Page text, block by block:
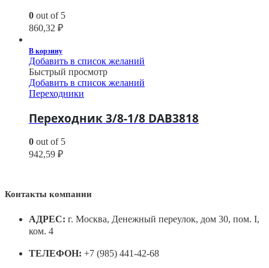
0 out of 5
860,32 ₽
В корзину
Добавить в список желаний
Быстрый просмотр
Добавить в список желаний
Переходники
Переходник 3/8-1/8 DAB3818
0 out of 5
942,59 ₽
Контакты компании
АДРЕС: г. Москва, Денежный переулок, дом 30, пом. I,
ком. 4
ТЕЛЕФОН: +7 (985) 441-42-68